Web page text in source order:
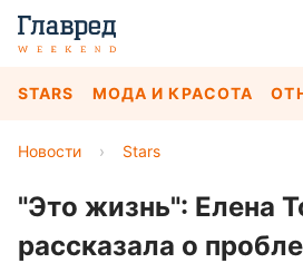
STARS МОДА И КРАСОТА
Новости › Stars
"Это жизнь": Елена
рассказала о